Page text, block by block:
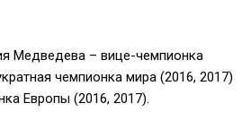
Медведева – вице-чемпионка
чемпионка мира (2016, 2017)
Европы (2016, 2017).